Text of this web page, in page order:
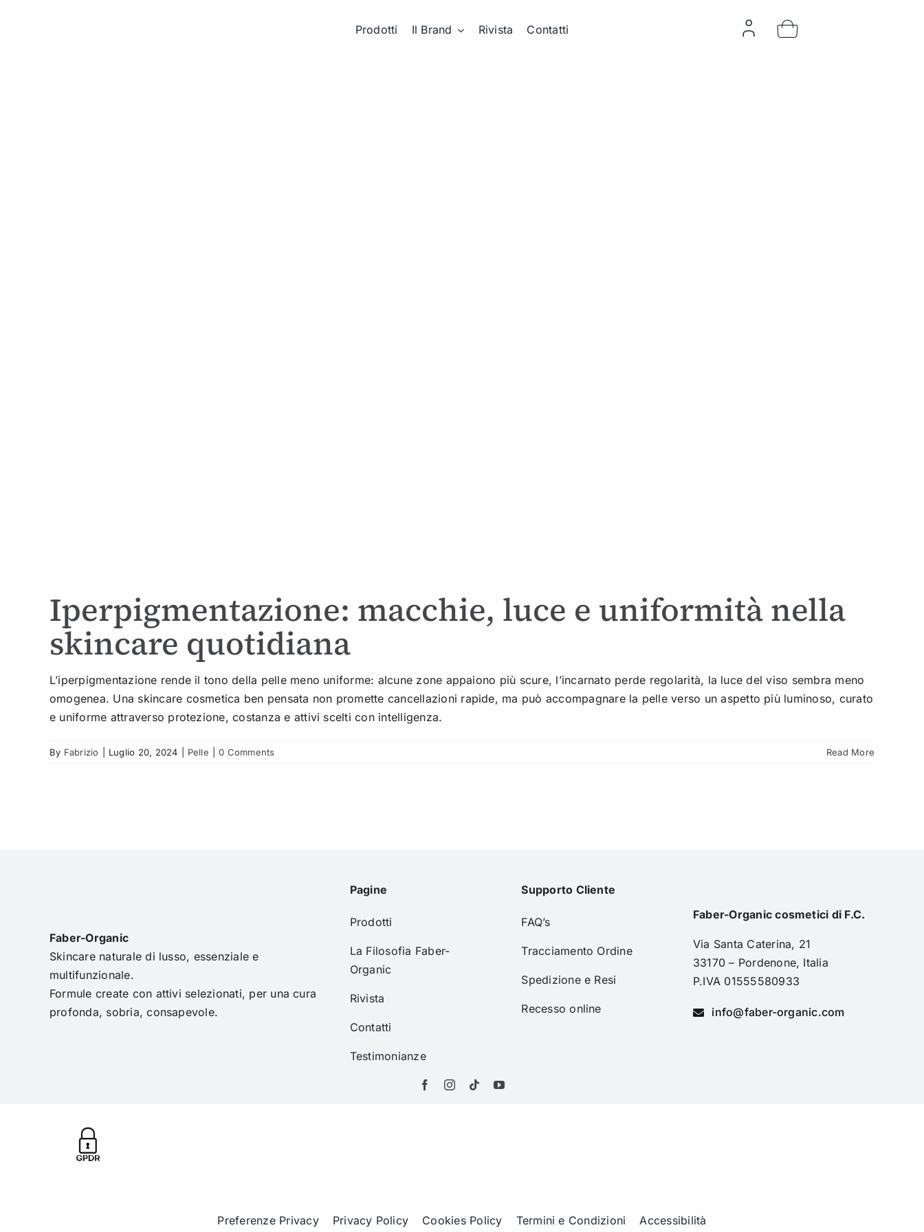
Prodotti Il Brand Rivista Contatti
Iperpigmentazione: macchie, luce e uniformità nella
skincare quotidiana
L’iperpigmentazione rende il tono della pelle meno uniforme: alcune zone appaiono più scure, l’incarnato perde regolarità, la luce del viso sembra meno
omogenea. Una skincare cosmetica ben pensata non promette cancellazioni rapide, ma può accompagnare la pelle verso un aspetto più luminoso, curato
e uniforme attraverso protezione, costanza e attivi scelti con intelligenza.
By Fabrizio Luglio 20, 2024 Pelle 0 Comments Read More
Faber-Organic
Skincare naturale di lusso, essenziale e
multifunzionale.
Formule create con attivi selezionati, per una cura
profonda, sobria, consapevole.
Pagine
Prodotti
La Filosofia Faber-
Organic
Rivista
Contatti
Testimonianze
Supporto Cliente
FAQ’s
Tracciamento Ordine
Spedizione e Resi
Recesso online
Faber-Organic cosmetici di F.C.
Via Santa Caterina, 21
33170 – Pordenone, Italia
P.IVA 01555580933
info@faber-organic.com
Preferenze Privacy Privacy Policy Cookies Policy Termini e Condizioni Accessibilità